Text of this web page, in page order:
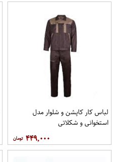
لباس کار کاپشن و شلوار مدل
استخوانی و شکلاتی
۴۴۹,۰۰۰